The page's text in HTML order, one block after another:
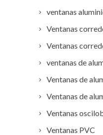
ventanas
Ventanas
Ventanas
ventanas de
Ventanas de
Ventanas de
Ventanas
Ventanas PVC